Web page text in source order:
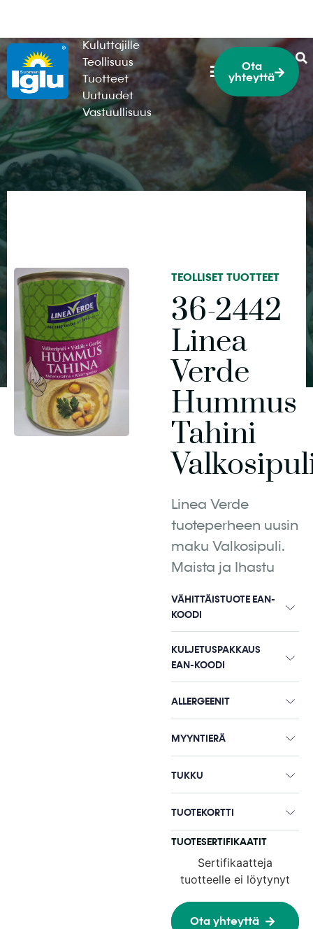
Kuluttajille
Teollisuus
Tuotteet
Uutuudet
Vastuullisuus
Ota
yhteyttä
TEOLLISET TUOTTEET
36-2442
Linea
Verde
Hummus
Tahini
Linea Verde
tuoteperheen uusin
maku Valkosipuli.
Maista ja Ihastu
VÄHITTÄISTUOTE EAN-
KOODI
KULJETUSPAKKAUS
EAN-KOODI
ALLERGEENIT
MYYNTIERÄ
TUKKU
TUOTEKORTTI
TUOTESERTIFIKAATIT
Sertifikaatteja
tuotteelle ei löytynyt
Ota yhteyttä